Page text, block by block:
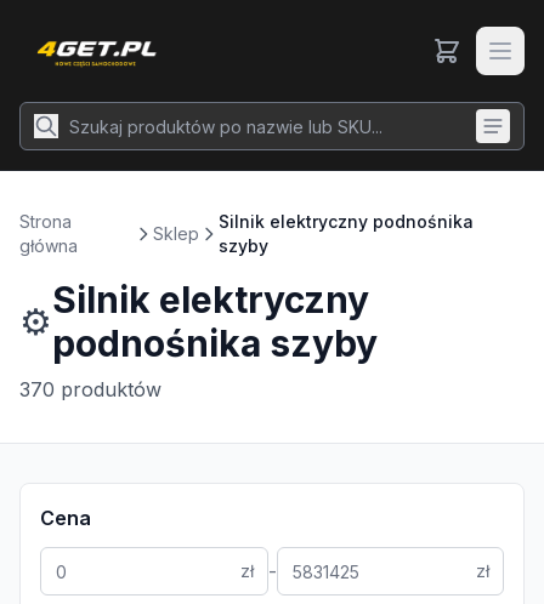
Strona
główna
Sklep
Silnik elektryczny podnośnika
szyby
⚙️Silnik elektryczny
podnośnika szyby
370 produktów
Cena
zł - zł